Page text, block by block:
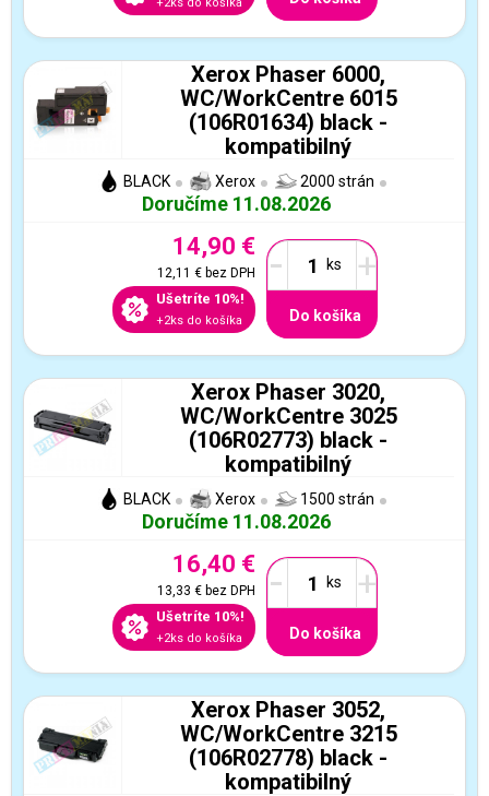
Xerox Phaser 6000,
WC/WorkCentre 6015
(106R01634) black -
kompatibilný
BLACK Xerox 2000 strán
Doručíme 11.08.2026
14,90 €
12,11 €bez DPH
Ušetríte 10%!
+2ks do košíka
- +
Do košíka
Xerox Phaser 3020,
WC/WorkCentre 3025
(106R02773) black -
kompatibilný
BLACK Xerox 1500 strán
Doručíme 11.08.2026
16,40 €
13,33 €bez DPH
Ušetríte 10%!
+2ks do košíka
- +
Do košíka
Xerox Phaser 3052,
WC/WorkCentre 3215
(106R02778) black -
kompatibilný